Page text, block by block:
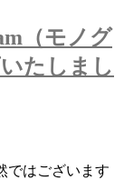
（モノグ
たしまし
ではございます